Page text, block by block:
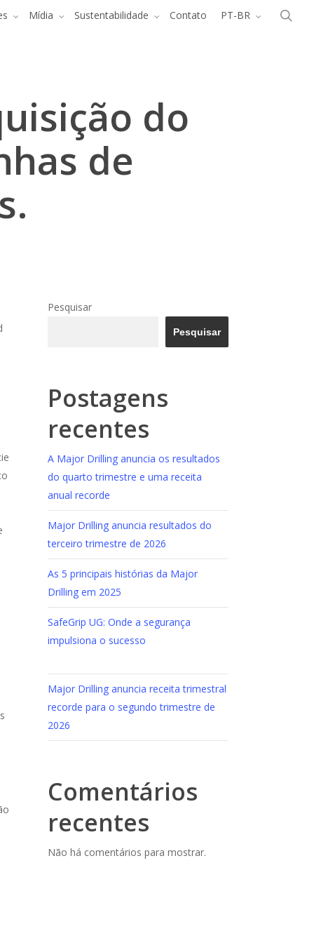
Mídia Sustentabilidade Contato PT-BR
do
de
Pesquisar
Pesquisar
Postagens
recentes
A Major Drilling anuncia os resultados
do quarto trimestre e uma receita
anual recorde
Major Drilling anuncia resultados do
terceiro trimestre de 2026
As 5 principais histórias da Major
Drilling em 2025
SafeGrip UG: Onde a segurança
impulsiona o sucesso
Major Drilling anuncia receita trimestral
recorde para o segundo trimestre de
2026
Comentários
recentes
Não há comentários para mostrar.
Menu